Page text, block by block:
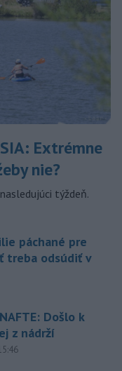
Extrémne
nie?
týždeň.
páchané pre
treba odsúdiť v
Došlo k
z nádrží